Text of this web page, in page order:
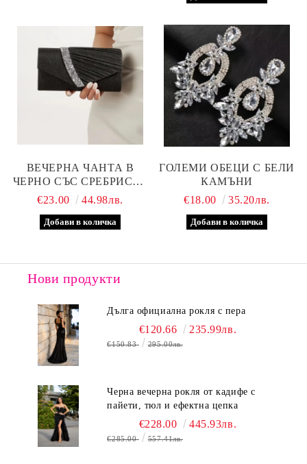
ВЕЧЕРНА ЧАНТА В
ЧЕРНО СЪС СРЕБРИСТА
ЛЕНТА
€23.00 44.98лв.
ГОЛЕМИ ОБЕЦИ С БЕЛИ
КАМЪНИ
€18.00
35.20лв.
Нови продукти
Дълга официална рокля с пера
€120.66 235.99лв.
€150.83 295.00лв.
Черна вечерна рокля от кадифе с
пайети, тюл и ефектна цепка
€228.00 445.93лв.
€285.00 557.41лв.